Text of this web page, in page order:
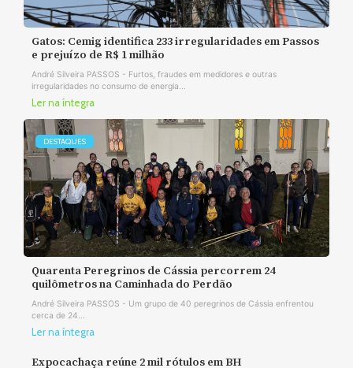
Gatos: Cemig identifica 233 irregularidades em Passos
e prejuízo de R$ 1 milhão
André Silveira PASSOS - Furtos, fraudes em medidores e outras
irregularidades no consumo de energia...
Ler na íntegra
DESTAQUES
Quarenta Peregrinos de Cássia percorrem 24
quilômetros na Caminhada do Perdão
André Silveira PASSOS - Um grupo de 40 peregrinos de Cássia enfrentou
cerca de 24...
Ler na íntegra
Expocachaça reúne 2 mil rótulos em BH